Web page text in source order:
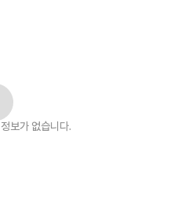
정보가 없습니다.